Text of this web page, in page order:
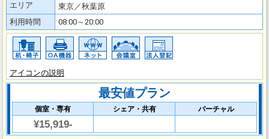
エリア
東京／秋葉原
利用時間
08:00～20:00
アイコンの説明
最安値プラン
個室・専有 シェア・共有 バーチャル
¥15,919-